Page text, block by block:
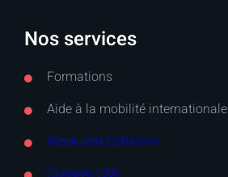
Nos services
Formations
Aide à la mobilité internationale
Week-end Cohésion